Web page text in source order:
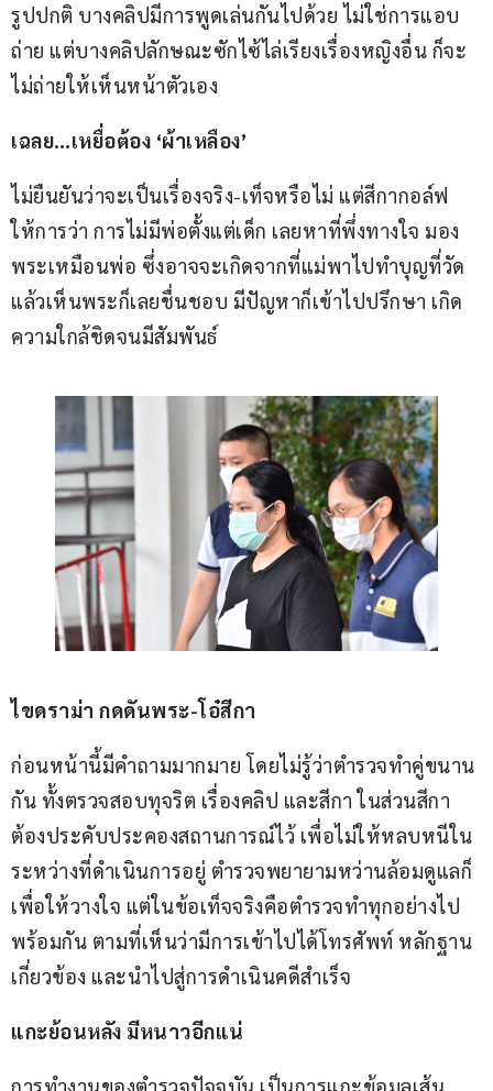
รูปปกติ บางคลิปมีการพูดเล่นกันไปด้วย ไม่ใช่การแอบ
ถ่าย แต่บางคลิปลักษณะซักไซ้ไล่เรียงเรื่องหญิงอื่น ก็จะ
ไม่ถ่ายให้เห็นหน้าตัวเอง
เฉลย…เหยื่อต้อง ‘ผ้าเหลือง’
ไม่ยืนยันว่าจะเป็นเรื่องจริง-เท็จหรือไม่ แต่สีกากอล์ฟ
ให้การว่า การไม่มีพ่อตั้งแต่เด็ก เลยหาที่พึ่งทางใจ มอง
พระเหมือนพ่อ ซึ่งอาจจะเกิดจากที่แม่พาไปทำบุญที่วัด
แล้วเห็นพระก็เลยชื่นชอบ มีปัญหาก็เข้าไปปรึกษา เกิด
ความใกล้ชิดจนมีสัมพันธ์
ไขดราม่า กดดันพระ-โอ๋สีกา
ก่อนหน้านี้มีคำถามมากมาย โดยไม่รู้ว่าตำรวจทำคู่ขนาน
กัน ทั้งตรวจสอบทุจริต เรื่องคลิป และสีกา ในส่วนสีกา
ต้องประคับประคองสถานการณ์ไว้ เพื่อไม่ให้หลบหนีใน
ระหว่างที่ดำเนินการอยู่ ตำรวจพยายามหว่านล้อมดูแลก็
เพื่อให้วางใจ แต่ในข้อเท็จจริงคือตำรวจทำทุกอย่างไป
พร้อมกัน ตามที่เห็นว่ามีการเข้าไปได้โทรศัพท์ หลักฐาน
เกี่ยวข้อง และนำไปสู่การดำเนินคดีสำเร็จ
แกะย้อนหลัง มีหนาวอีกแน่
การทำงานของตำรวจปัจจุบัน เป็นการแกะข้อมูลเส้น